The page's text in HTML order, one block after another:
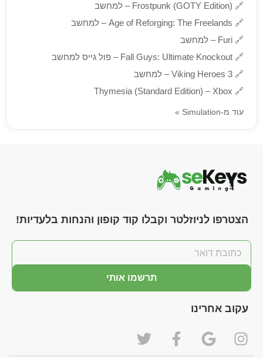
🔗 Frostpunk (GOTY Edition) – למחשב
🔗 Age of Reforging: The Freelands – למחשב
🔗 Furi – למחשב
🔗 Fall Guys: Ultimate Knockout – פול גייס למחשב
🔗 Viking Heroes 3 – למחשב
🔗
Thymesia (Standard Edition) – Xbox
עוד מ-Simulation »
הצטרפו לניוזלטר וקבלו קוד קופון והנחות בלעדיות!
תרשמו אותי
עקוב אחרינו